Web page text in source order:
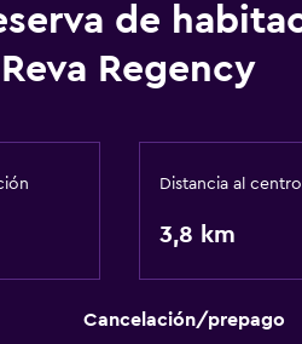
de
Regency
Distancia al centro
3,8 km
Cancelación/prepago